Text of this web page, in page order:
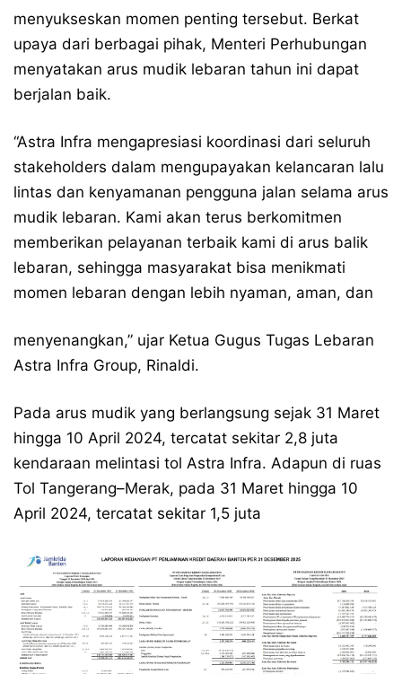
menyukseskan momen penting tersebut. Berkat
upaya dari berbagai pihak, Menteri Perhubungan
menyatakan arus mudik lebaran tahun ini dapat
berjalan baik.
“Astra Infra mengapresiasi koordinasi dari seluruh
stakeholders dalam mengupayakan kelancaran lalu
lintas dan kenyamanan pengguna jalan selama arus
mudik lebaran. Kami akan terus berkomitmen
memberikan pelayanan terbaik kami di arus balik
lebaran, sehingga masyarakat bisa menikmati
momen lebaran dengan lebih nyaman, aman, dan
menyenangkan,” ujar Ketua Gugus Tugas Lebaran
Astra Infra Group, Rinaldi.
Pada arus mudik yang berlangsung sejak 31 Maret
hingga 10 April 2024, tercatat sekitar 2,8 juta
kendaraan melintasi tol Astra Infra. Adapun di ruas
Tol Tangerang–Merak, pada 31 Maret hingga 10
April 2024, tercatat sekitar 1,5 juta